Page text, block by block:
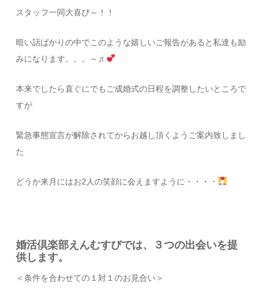
スタッフ一同大喜び～！！
暗い話ばかりの中でこのような嬉しいご報告があると私達も励
みになります。。。～♬
本来でしたら直ぐにでもご成婚式の日程を調整したいところで
すが
緊急事態宣言が解除されてからお越し頂くようご案内致しまし
た
どうか来月にはお2人の笑顔に会えますように・・・・
婚活倶楽部えんむすびでは、３つの出会いを提
供します。
＜条件を合わせての１対１のお見合い＞